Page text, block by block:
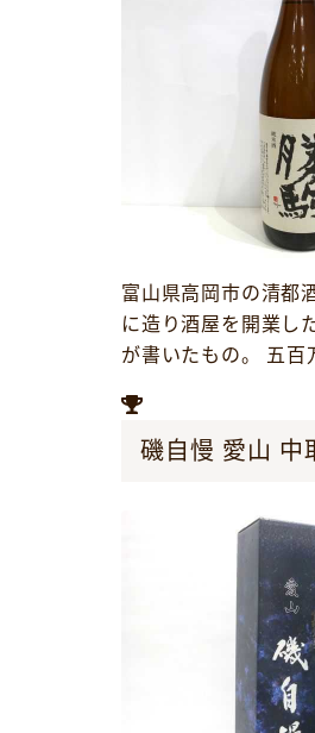
富山県高岡市の清都
に造り酒屋を開業し
が書いたもの。 五百
磯自慢 愛山 中